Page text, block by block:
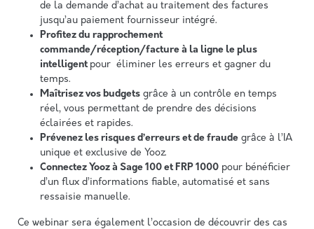
de la demande d’achat au traitement des factures
jusqu’au paiement fournisseur intégré.
Profitez du rapprochement
commande/réception/facture à la ligne le plus
intelligent pour éliminer les erreurs et gagner du
temps.
Maîtrisez vos budgets grâce à un contrôle en temps
réel, vous permettant de prendre des décisions
éclairées et rapides.
Prévenez les risques d’erreurs et de fraude grâce à l’IA
unique et exclusive de Yooz.
Connectez Yooz à Sage 100 et FRP 1000 pour bénéficier
d’un flux d’informations fiable, automatisé et sans
ressaisie manuelle.
Ce webinar sera également l’occasion de découvrir des cas